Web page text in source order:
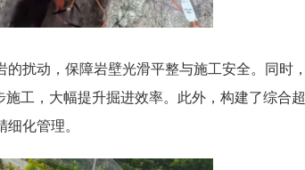
扰动，保障岩壁光滑平整与施工安全。同时，
工，大幅提升掘进效率。此外，构建了综合超
化管理。